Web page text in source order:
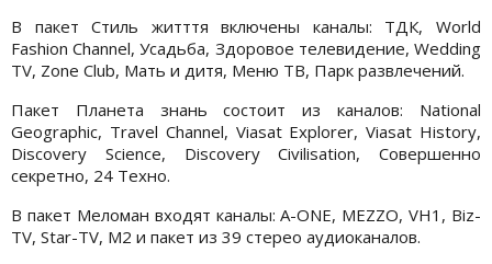
В пакет Стиль житття включены каналы: ТДК, World
Fashion Channel, Усадьба, Здоровое телевидение, Wedding
TV, Zone Club, Мать и дитя, Меню ТВ, Парк развлечений.
Пакет Планета знань состоит из каналов: National
Geographic, Travel Channel, Viasat Explorer, Viasat History,
Discovery Science, Discovery Civilisation, Совершенно
секретно, 24 Техно.
В пакет Меломан входят каналы: A-ONE, MEZZO, VH1, Biz-
TV, Star-TV, M2 и пакет из 39 стерео аудиоканалов.